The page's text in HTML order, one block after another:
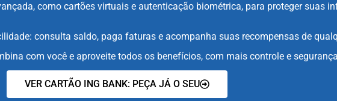
como cartões virtuais e autenticação biométrica, para proteger suas
consulta saldo, paga faturas e acompanha suas recompensas de
com você e aproveite todos os benefícios, com mais controle e
VER CARTÃO ING BANK: PEÇA JÁ O SEU